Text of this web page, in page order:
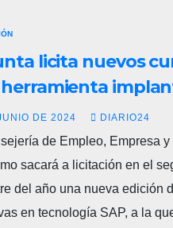
licita nuevos
herramienta
las pymes
DE 2024 DIARIO24
de Empleo, Empresa y
sacará a licitación en el
del año una nueva edición
en tecnología SAP, a la